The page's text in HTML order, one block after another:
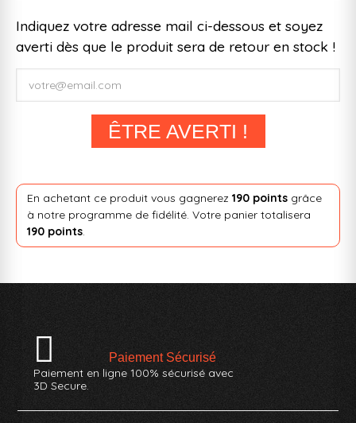
Indiquez votre adresse mail ci-dessous et soyez
averti dès que le produit sera de retour en stock !
ÊTRE AVERTI !
En achetant ce produit vous gagnerez 190 pointsgrâce
à notre programme de fidélité. Votre panier totalisera
190 points.
Paiement Sécurisé
Paiement en ligne 100% sécurisé avec
3D Secure.